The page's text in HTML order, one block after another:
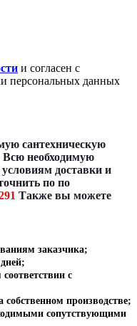
и согласен с
персональных данных
сантехническую
Всю необходимую
доставки и
по по
Также вы можете
заказчика;
с
производстве;
сопутствующими